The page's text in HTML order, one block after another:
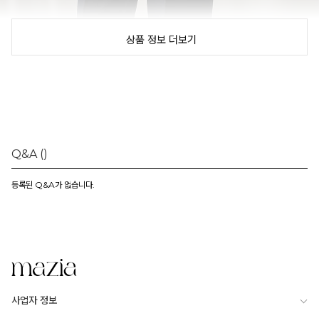
상품 정보 더보기
Q&A ()
등록된 Q&A가 없습니다.
사업자 정보